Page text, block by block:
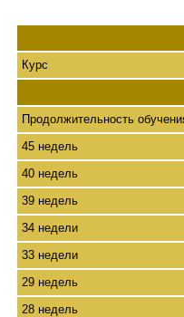
Курс
Продолжительность
45 недель
40 недель
39 недель
34 недели
33 недели
29 недель
28 недель